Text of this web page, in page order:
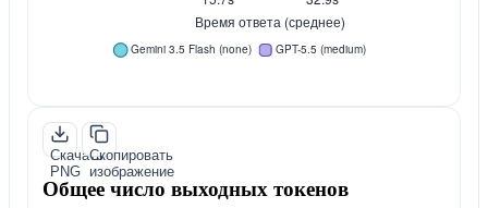
Скачать
PNG
Скопировать
изображение
Общее число выходных токенов